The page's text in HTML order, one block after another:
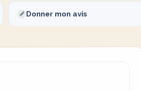
Donner mon avis